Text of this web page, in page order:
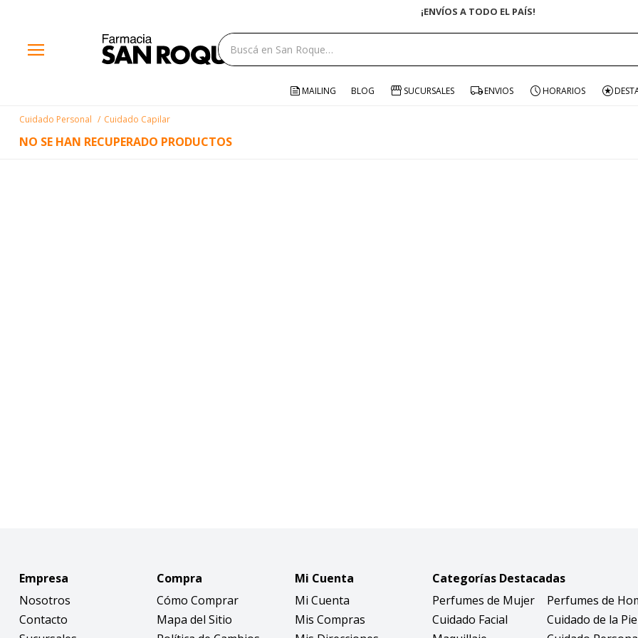
¡ENVÍOS A TODO EL PAÍS!
menu
MAILING BLOG SUCURSALES ENVIOS HORARIOS
Cuidado Personal Cuidado Capilar
NO SE HAN RECUPERADO PRODUCTOS
Empresa
Nosotros
Contacto
Compra
Cómo Comprar
Mapa del Sitio
Mi Cuenta
Mi Cuenta
Mis Compras
Categorías Destacadas
Perfumes de Mujer
Perfumes de
Cuidado Facial
Cuidado de la
close
storefront
help